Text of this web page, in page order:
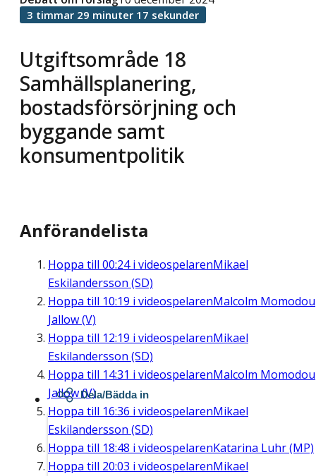
Utgiftsområde 18
Samhällsplanering,
bostadsförsörjning och
byggande samt
konsumentpolitik
3 timmar 29 minuter 17 sekunder
Anförandelista
Hoppa till 00:24i videospelarenMikael
Eskilandersson (SD)
Hoppa till 10:19 i videospelarenMalcolm Momodou
Jallow (V)
Hoppa till 12:19 i videospelarenMikael
Eskilandersson (SD)
Hoppa till 14:31 i videospelarenMalcolm Momodou
Jallow (V)
Hoppa till 16:36 i videospelarenMikael
Eskilandersson (SD)
Hoppa till 18:48 i videospelarenKatarina Luhr (MP)
Hoppa till 20:03 i videospelarenMikael
Dela/Bädda in